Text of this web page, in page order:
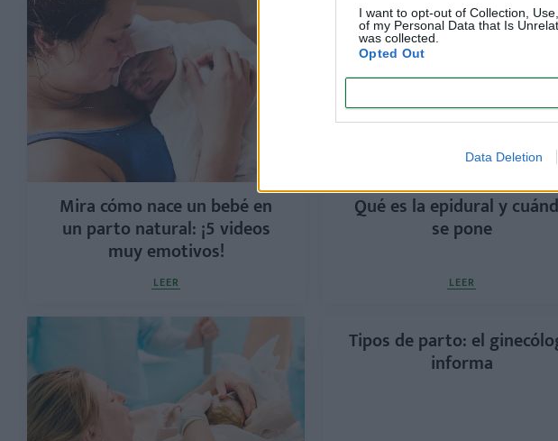
I want to opt-out of Collection,
of my Personal Data that Is
was collected.
Opted Out
Data Deletion
Mira cómo nace un bebé en
un parto natural: ¡5 videos
muy emotivos!
LEER
Qué es la epidural y
se pone
LEER
Tipos de parto: el
informa